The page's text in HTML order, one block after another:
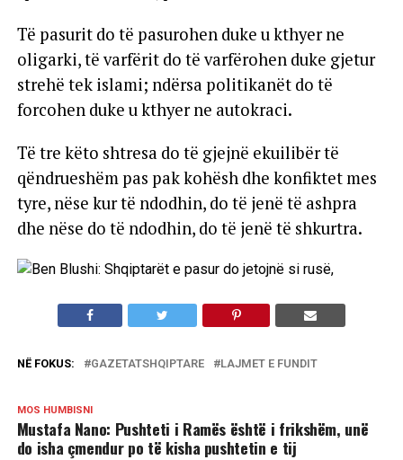
Të pasurit do të pasurohen duke u kthyer ne
oligarki, të varfërit do të varfërohen duke gjetur
strehë tek islami; ndërsa politikanët do të
forcohen duke u kthyer ne autokraci.
Të tre këto shtresa do të gjejnë ekuilibër të
qëndrueshëm pas pak kohësh dhe konfiktet mes
tyre, nëse kur të ndodhin, do të jenë të ashpra
dhe nëse do të ndodhin, do të jenë të shkurtra.
NË FOKUS: GAZETATSHQIPTARE LAJMET E FUNDIT
MOS HUMBISNI
Mustafa Nano: Pushteti i Ramës është i frikshëm, unë
do isha çmendur po të kisha pushtetin e tij